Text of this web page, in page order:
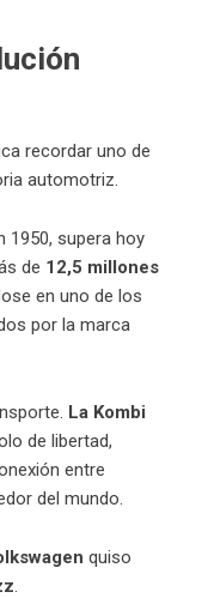
recordar uno de
automotriz.
1950, supera hoy
de 12,5 millones
en uno de los
por la marca
La Kombi
de libertad,
entre
del mundo.
quiso
.